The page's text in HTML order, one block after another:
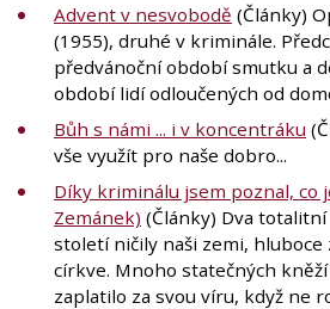
Advent v nesvobodě (Články)
(1955), druhé v kriminále.
předvánoční období smutku a
období lidí odloučených od
Bůh s námi ... i v koncentráku
vše využít pro naše dobro...
Díky kriminálu jsem poznal, co
Zemánek) (Články) Dva
století ničily naši zemi, hluboce
církve. Mnoho statečných
zaplatilo za svou víru, když ne